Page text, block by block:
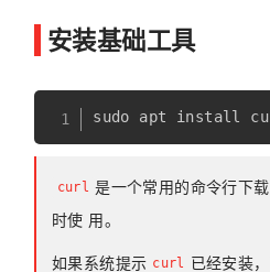
安装基础工具
curl 是一个常用的命令行下
时使 用。
如果系统提示 curl 已经安装